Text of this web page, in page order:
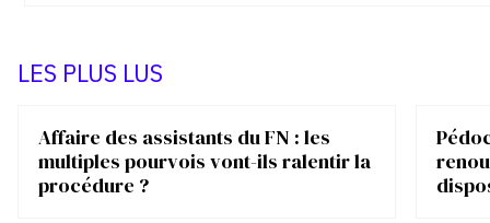
LES PLUS LUS
Affaire des assistants du FN : les
multiples pourvois vont-ils ralentir la
procédure ?